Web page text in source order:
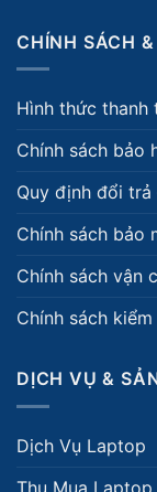
CHÍNH SÁCH
Hình thức thanh
Chính sách bảo
Quy định đổi trả
Chính sách bảo
Chính sách vận
Chính sách kiểm
DỊCH VỤ &
Dịch Vụ Laptop
Thu Mua Laptop